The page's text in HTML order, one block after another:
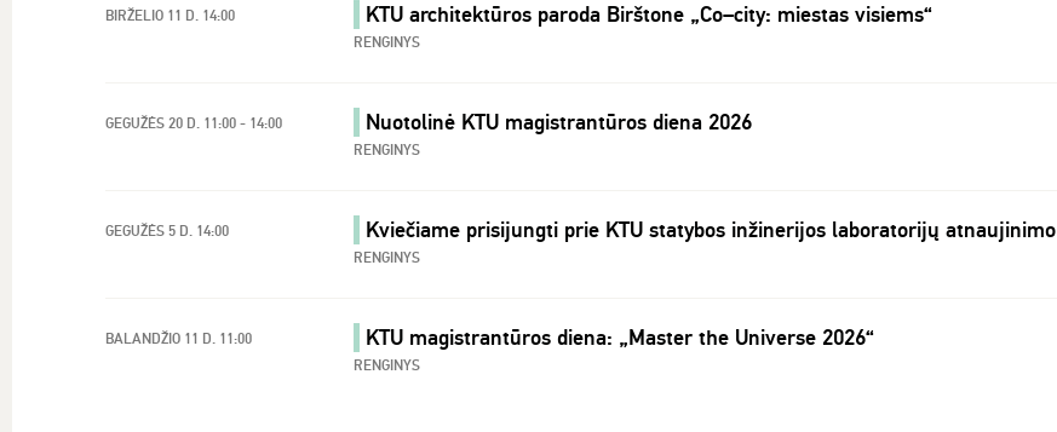
BIRŽELIO 11 D. 14:00 KTU architektūros paroda Birštone „Co–city: miestas visiems“
RENGINYS
GEGUŽĖS 20 D. 11:00 - 14:00 Nuotolinė KTU magistrantūros diena 2026
RENGINYS
GEGUŽĖS 5 D. 14:00 Kviečiame prisijungti prie KTU statybos inžinerijos laboratorijų atnaujinimo
RENGINYS
BALANDŽIO 11 D. 11:00 KTU magistrantūros diena: „Master the Universe 2026“
RENGINYS